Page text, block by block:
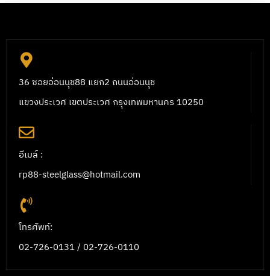
36 ซอยอ่อนนุช88 แยก2 ถนนอ่อนนุช
แขวงประเวศ เขตประเวศ กรุงเทพมหานคร 10250
อีเมล์ :
rp88-steelglass@hotmail.com
โทรศัพท์:
02-726-0131 / 02-726-0110